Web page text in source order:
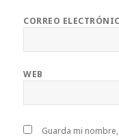
CORREO
WEB
Guarda mi